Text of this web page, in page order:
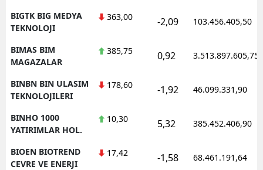
BIGTK BIG MEDYA
TEKNOLOJI
363,00 -2,09 103.456.405,50
BIMAS BIM
MAGAZALAR
385,75 0,92 3.513.897.605,75
BINBN BIN ULASIM
TEKNOLOJILERI
178,60 -1,92 46.099.331,90
BINHO 1000
YATIRIMLAR HOL.
10,30 5,32 385.452.406,90
BIOEN BIOTREND
CEVRE VE ENERJI
17,42 -1,58 68.461.191,64